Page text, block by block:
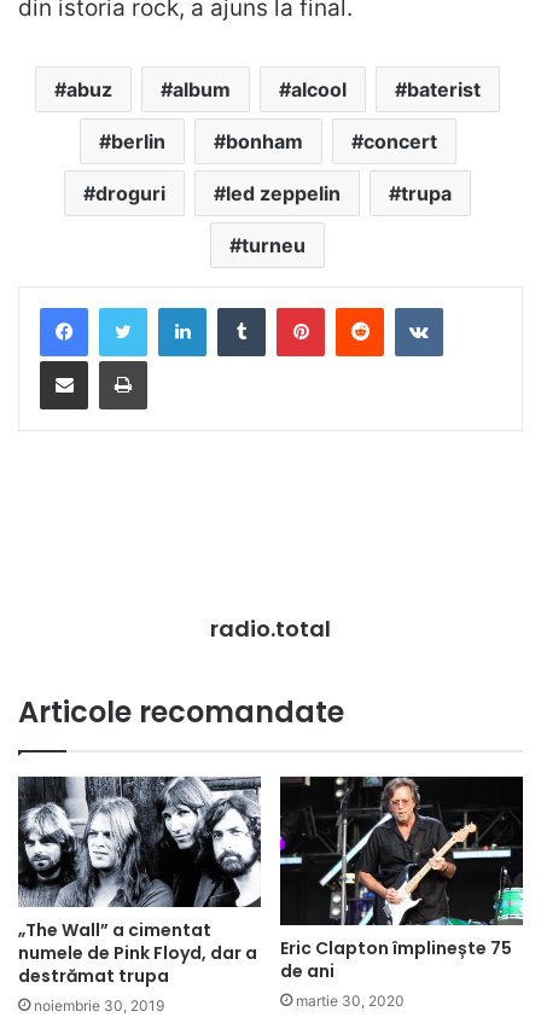
din istoria rock, a ajuns la final.
abuz album alcool baterist
berlin bonham concert
droguri led zeppelin trupa
turneu
LinkedInTumblrPinterestRedditVKontakte
Distribuie prin mail Tipărește
radio.total
Articole recomandate
„The Wall” a cimentat
numele de Pink Floyd, dar a
destrămat trupa
noiembrie 30, 2019
Eric Clapton împlinește 75
de ani
martie 30, 2020